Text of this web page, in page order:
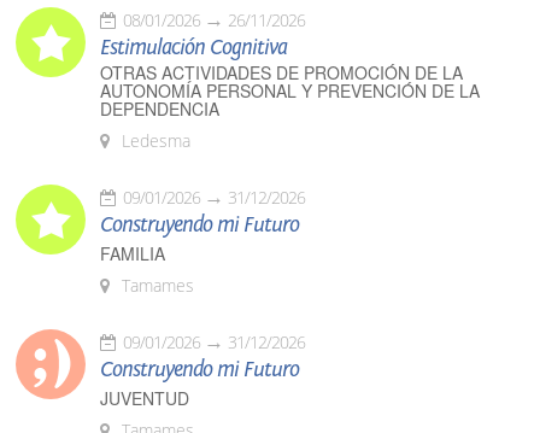
08/01/2026 26/11/2026
Estimulación Cognitiva
OTRAS ACTIVIDADES DE PROMOCIÓN DE LA
AUTONOMÍA PERSONAL Y PREVENCIÓN DE LA
DEPENDENCIA
Ledesma
09/01/2026 31/12/2026
Construyendo mi Futuro
FAMILIA
Tamames
09/01/2026 31/12/2026
Construyendo mi Futuro
JUVENTUD